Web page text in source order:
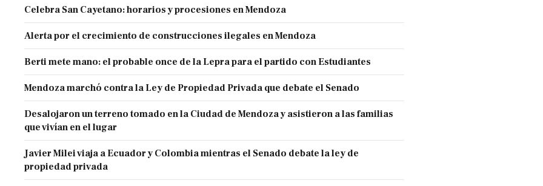
Celebra San Cayetano: horarios y procesiones en Mendoza
Alerta por el crecimiento de construcciones ilegales en Mendoza
Berti mete mano: el probable once de la Lepra para el partido con Estudiantes
Mendoza marchó contra la Ley de Propiedad Privada que debate el Senado
Desalojaron un terreno tomado en la Ciudad de Mendoza y asistieron a las familias
que vivían en el lugar
Javier Milei viaja a Ecuador y Colombia mientras el Senado debate la ley de
propiedad privada